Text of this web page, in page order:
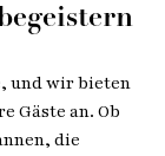
und wir bieten
Gäste an. Ob
die